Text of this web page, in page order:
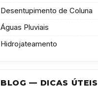
Desentupimento de Coluna
Águas Pluviais
Hidrojateamento
BLOG — DICAS ÚTEIS